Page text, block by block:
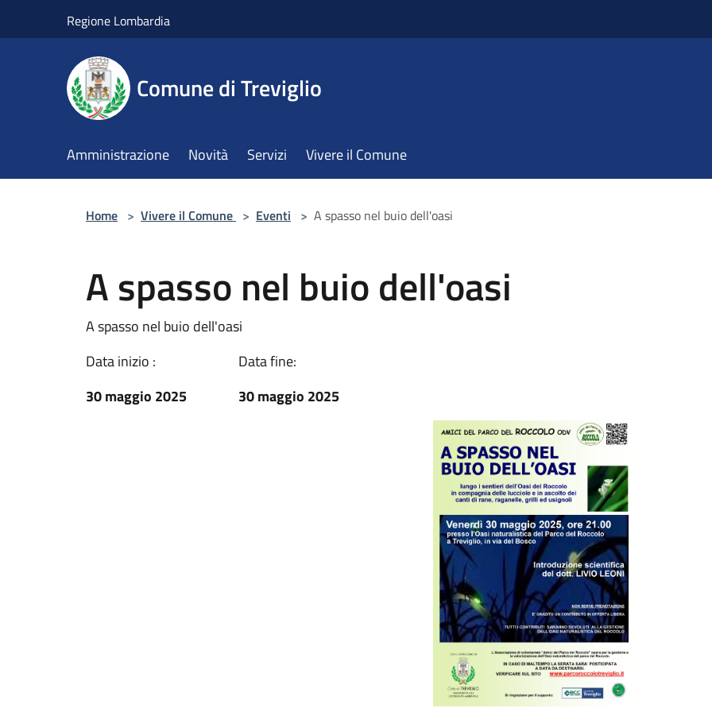
Regione Lombardia
Comune di Treviglio
Amministrazione Novità Servizi Vivere il Comune
Home > Vivere il Comune > Eventi > A spasso nel buio dell'oasi
A spasso nel buio dell'oasi
A spasso nel buio dell'oasi
Data inizio :
30 maggio 2025
Data fine:
30 maggio 2025